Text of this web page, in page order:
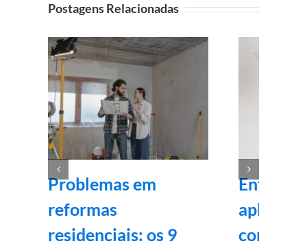
Postagens Relacionadas
Problemas em
reformas
residenciais: os 9
Entenda
corrida